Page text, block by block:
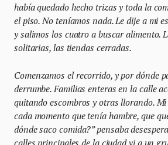
había quedado hecho trizas y toda la
el piso. No teníamos nada. Le dije a mi
y salimos los cuatro a buscar alimento.
solitarias, las tiendas cerradas.
Comenzamos el recorrido, y por dónde
derrumbe. Familias enteras en la calle
quitando escombros y otras llorando.
cada momento que tenía hambre, que
dónde saco comida?” pensaba
calles principales de la ciudad vi a un